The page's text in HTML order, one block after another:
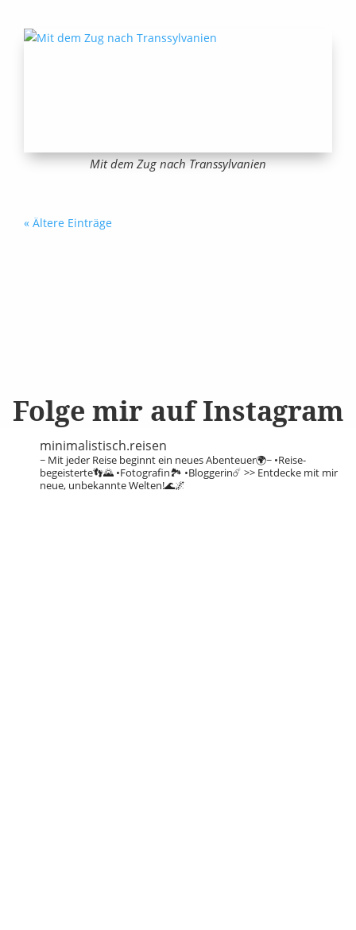
Mit dem Zug nach Transsylvanien
« Ältere Einträge
Folge mir auf Instagram
minimalistisch.reisen
~ Mit jeder Reise beginnt ein neues Abenteuer🌍~ •Reise-
begeisterte👣🌄 •Fotografin🏞️ •Bloggerin☄️ >> Entdecke mit mir
neue, unbekannte Welten!🌊🌌